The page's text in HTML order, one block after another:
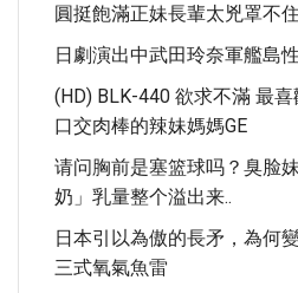
圓挺飽滿正妹長輩太兇罩不
日劇演出中武田玲奈軍艦島
(HD) BLK-440 欲求不滿 最
口交肉棒的辣妹媽媽GE
请问胸前是塞篮球吗？臭脸
奶」乳量整个溢出来..
日本引以為傲的長矛，為何
三式氧氣魚雷